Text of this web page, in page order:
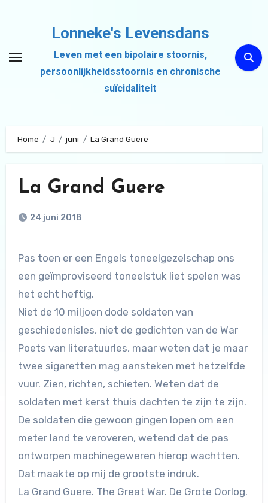
inhoud
Lonneke's Levensdans
Leven met een bipolaire stoornis,
persoonlijkheidsstoornis en chronische
suïcidaliteit
Home J juni La Grand Guere
La Grand Guere
24 juni 2018
Pas toen er een Engels toneelgezelschap ons
een geïmproviseerd toneelstuk liet spelen was
het echt heftig.
Niet de 10 miljoen dode soldaten van
geschiedenisles, niet de gedichten van de War
Poets van literatuurles, maar weten dat je maar
twee sigaretten mag aansteken met hetzelfde
vuur. Zien, richten, schieten. Weten dat de
soldaten met kerst thuis dachten te zijn te zijn.
De soldaten die gewoon gingen lopen om een
meter land te veroveren, wetend dat de pas
ontworpen machinegeweren hierop wachtten.
Dat maakte op mij de grootste indruk.
La Grand Guere. The Great War. De Grote Oorlog.